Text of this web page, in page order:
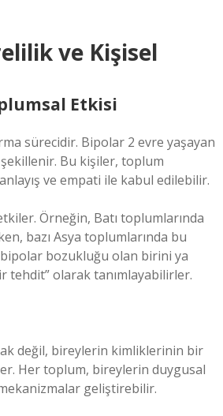
ve Kişisel
Etkisi
sürecidir. Bipolar 2 evre yaşayan
Bu kişiler, toplum
ve empati ile kabul edilebilir.
Örneğin, Batı toplumlarında
bazı Asya toplumlarında bu
bozukluğu olan birini ya
tehdit” olarak tanımlayabilirler.
değil, bireylerin kimliklerinin bir
Her toplum, bireylerin duygusal
geliştirebilir.